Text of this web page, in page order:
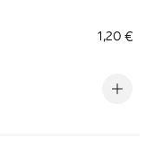
1,20 €